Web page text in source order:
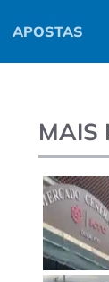
APOSTAS
MAIS